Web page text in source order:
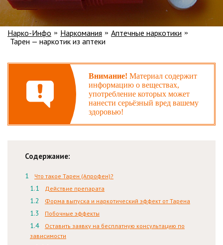
Нарко-Инфо » Наркомания » Аптечные наркотики »
Тарен — наркотик из аптеки
Внимание! Материал содержит
информацию о веществах,
употребление которых может
нанести серьёзный вред вашему
здоровью!
Содержание:
Что такое Тарен (Апрофен)?
Действие препарата
Форма выпуска и наркотический эффект от Тарена
Побочные эффекты
Оставить заявку на бесплатную консультацию по
зависимости